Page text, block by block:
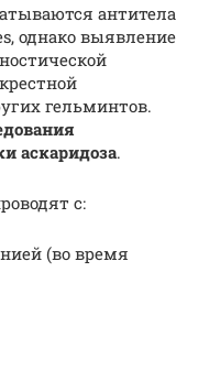
антитела
однако выявление
гельминтов.
аскаридоза.
с:
(во время